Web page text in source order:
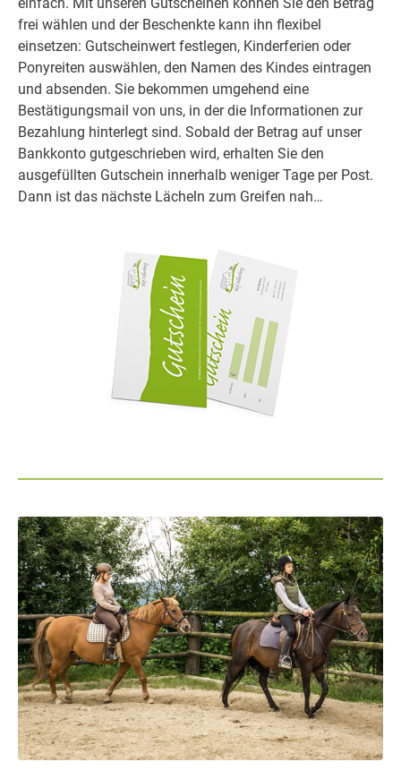
frei wählen und der Beschenkte kann ihn flexibel
einsetzen: Gutscheinwert festlegen, Kinderferien oder
Ponyreiten auswählen, den Namen des Kindes eintragen
und absenden. Sie bekommen umgehend eine
Bestätigungsmail von uns, in der die Informationen zur
Bezahlung hinterlegt sind. Sobald der Betrag auf unser
Bankkonto gutgeschrieben wird, erhalten Sie den
ausgefüllten Gutschein innerhalb weniger Tage per Post.
Dann ist das nächste Lächeln zum Greifen nah…